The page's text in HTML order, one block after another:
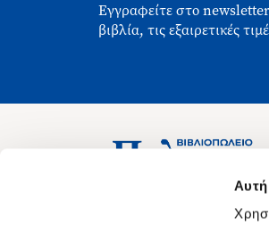
Αυτή
Εγγραφείτε στο
βιβλία, τις εξαιρετικές
Ασκληπιού 1-3, Αθήνα 106 79